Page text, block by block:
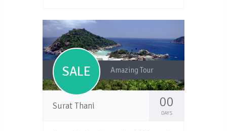
SALE Amazing Tour
Surat Thani 00
DAYS